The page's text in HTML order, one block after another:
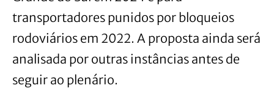
transportadores punidos por bloqueios
rodoviários em 2022. A proposta ainda será
analisada por outras instâncias antes de
seguir ao plenário.